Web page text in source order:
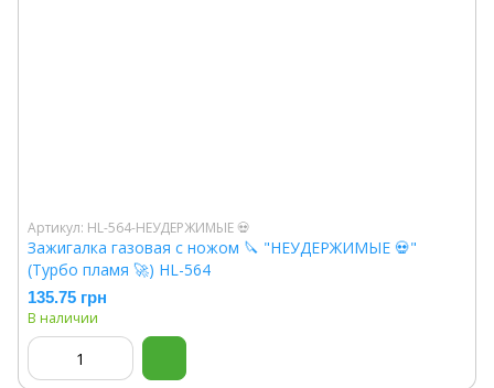
Артикул: HL-564-НЕУДЕРЖИМЫЕ 💀
Зажигалка газовая с ножом 🔪 "НЕУДЕРЖИМЫЕ 💀"
(Турбо пламя 🚀) HL-564
135.75 грн
В наличии